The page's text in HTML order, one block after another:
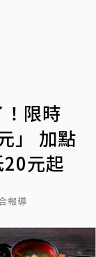
限時
」 加點
20元起
報導